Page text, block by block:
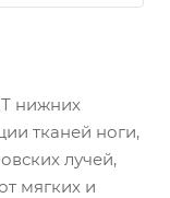
нижних
тканей ноги,
лучей,
мягких и